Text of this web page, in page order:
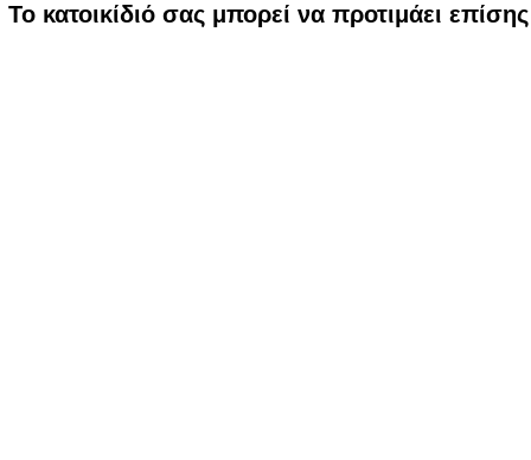
Το κατοικίδιό σας μπορεί να προτιμάει επίσης